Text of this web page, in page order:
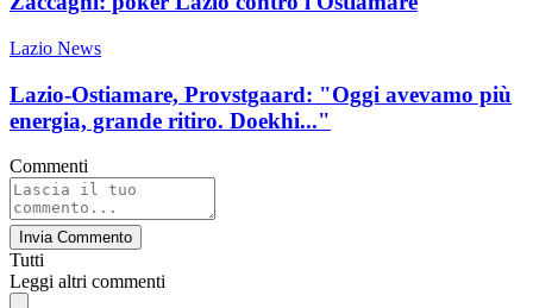
Lazio News
Lazio-Ostiamare, Provstgaard: "Oggi avevamo più
energia, grande ritiro. Doekhi..."
Commenti
Invia Commento
Tutti
Leggi altri commenti